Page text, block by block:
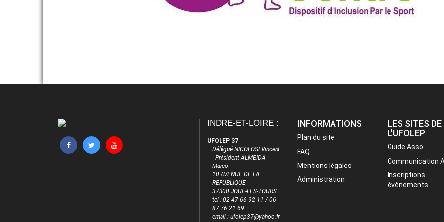
INDRE-ET-LOIRE :
UFOLEP 37
Délégué NICOLOSI Vincent
- Président ALMEIDA
Marco
10 AVENUE DE LA
REPUBLIQUE
37300 JOUE-LES-TOURS
tel : 02 47 66 92 11 / 06
87 76 21 69
email : ufolep37@yahoo.fr
INFORMATIONS
Plan du site
FAQ
Mentions légales
Administration
LES SITES DE
L'UFOLEP
Guide Asso
Communication
Inscriptions
évènements